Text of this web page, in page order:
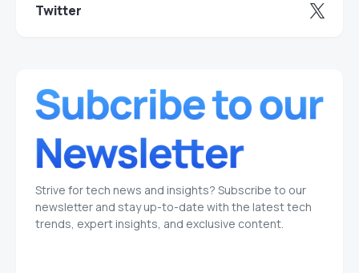
Twitter
Strive for tech news and insights? Subscribe to our
newsletter and stay up-to-date with the latest tech
trends, expert insights, and exclusive content.